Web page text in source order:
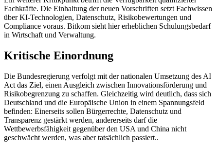
Fachkräfte. Die Einhaltung der neuen Vorschriften setzt Fachwissen
über KI-Technologien, Datenschutz, Risikobewertungen und
Compliance voraus. Bitkom sieht hier erheblichen Schulungsbedarf
in Wirtschaft und Verwaltung.
Kritische Einordnung
Die Bundesregierung verfolgt mit der nationalen Umsetzung des AI
Act das Ziel, einen Ausgleich zwischen Innovationsförderung und
Risikobegrenzung zu schaffen. Gleichzeitig wird deutlich, dass sich
Deutschland und die Europäische Union in einem Spannungsfeld
befinden: Einerseits sollen Bürgerrechte, Datenschutz und
Transparenz gestärkt werden, andererseits darf die
Wettbewerbsfähigkeit gegenüber den USA und China nicht
geschwächt werden, was aber tatsächlich passiert..